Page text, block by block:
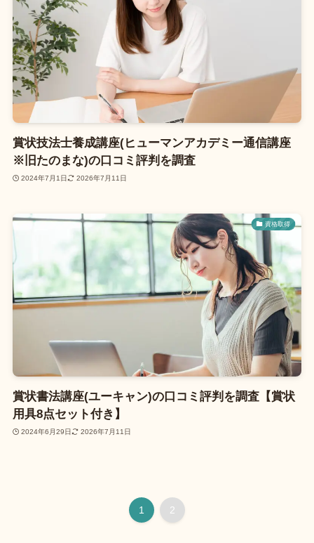
賞状技法士養成講座(ヒューマンアカデミー通信講座
※旧たのまな)の口コミ評判を調査
2024年7月1日 2026年7月11日
資格取得
賞状書法講座(ユーキャン)の口コミ評判を調査【賞状
用具8点セット付き】
2024年6月29日 2026年7月11日
1 2